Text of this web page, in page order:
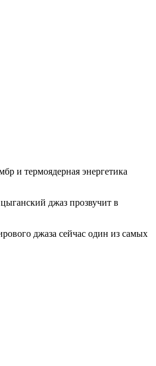
и термоядерная энергетика
джаз прозвучит в
джаза сейчас один из самых